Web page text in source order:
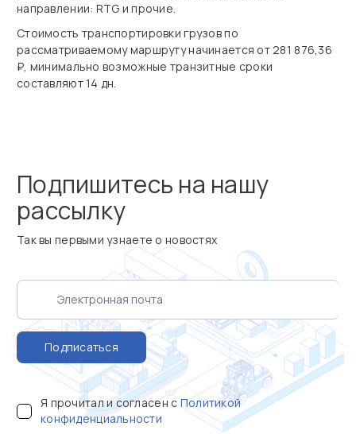
направлении: RTG и прочие.
Стоимость транспортировки грузов по
рассматриваемому маршруту начинается от 281 876,36
₽, минимально возможные транзитные сроки
составляют 14 дн.
Подпишитесь на нашу
рассылку
Так вы первыми узнаете о новостях
Подписаться
Я прочитал и согласен с Политикой
конфиденциальности